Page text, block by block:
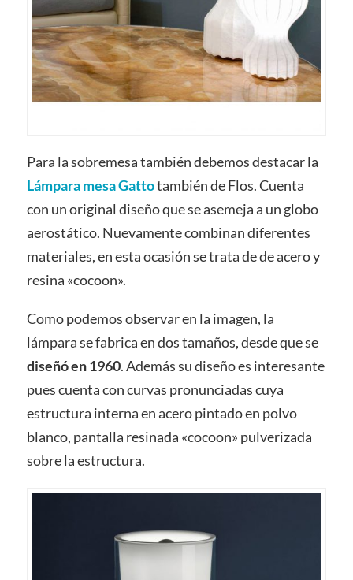
Para la sobremesa también debemos destacar la
Lámpara mesa Gattotambién de Flos. Cuenta
con un original diseño que se asemeja a un globo
aerostático. Nuevamente combinan diferentes
materiales, en esta ocasión se trata de de acero y
resina «cocoon».
Como podemos observar en la imagen, la
lámpara se fabrica en dos tamaños, desde que se
diseñó en 1960. Además su diseño es interesante
pues cuenta con curvas pronunciadas cuya
estructura interna en acero pintado en polvo
blanco, pantalla resinada «cocoon» pulverizada
sobre la estructura.